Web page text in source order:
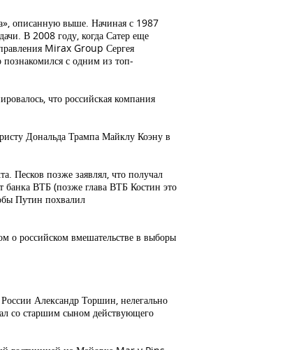
описанную выше. Начиная с 1987
В 2008 году, когда Сатер еще
правления Mirax Group Сергея
с одним из топ-
что российская компания
Дональда Трампа Майклу Коэну в
Песков позже заявлял, что получал
банка ВТБ (позже глава ВТБ Костин это
Путин похвалил
о российском вмешательстве в выборы
Александр Торшин, нелегально
со старшим сыном действующего